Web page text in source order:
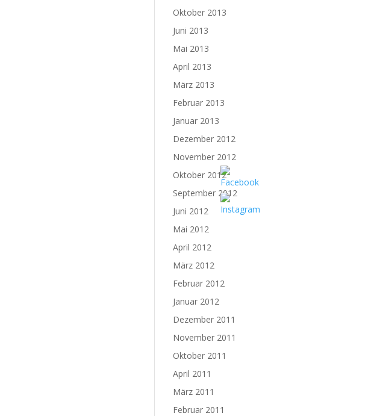
Oktober 2013
Juni 2013
Mai 2013
April 2013
März 2013
Februar 2013
Januar 2013
Dezember 2012
November 2012
Oktober 2012
September 2012
Juni 2012
Mai 2012
April 2012
März 2012
Februar 2012
Januar 2012
Dezember 2011
November 2011
Oktober 2011
April 2011
März 2011
Februar 2011